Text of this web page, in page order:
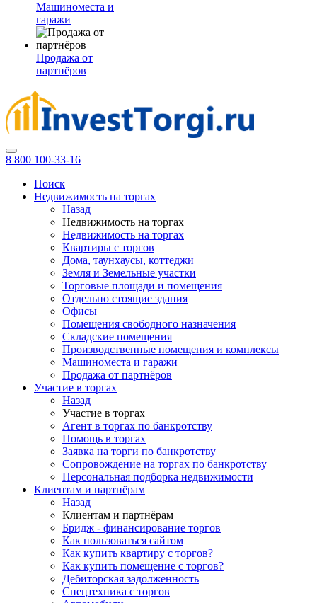
Машиноместа и
гаражи
Продажа от
партнёров
8 800 100-33-16
Поиск
Недвижимость на торгах
Назад
Недвижимость на торгах
Недвижимость на торгах
Квартиры с торгов
Дома, таунхаусы, коттеджи
Земля и Земельные участки
Торговые площади и помещения
Отдельно стоящие здания
Офисы
Помещения свободного назначения
Складские помещения
Производственные помещения и комплексы
Машиноместа и гаражи
Продажа от партнёров
Участие в торгах
Назад
Участие в торгах
Агент в торгах по банкротству
Помощь в торгах
Заявка на торги по банкротству
Сопровождение на торгах по банкротству
Персональная подборка недвижимости
Клиентам и партнёрам
Назад
Клиентам и партнёрам
Бридж - финансирование торгов
Как пользоваться сайтом
Как купить квартиру с торгов?
Как купить помещение с торгов?
Дебиторская задолженность
Спецтехника с торгов